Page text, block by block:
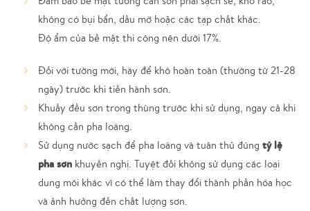
không có bụi bẩn, dầu mỡ hoặc các tạp chất khác.
Độ ẩm của bề mặt thi công nên dưới 17%.
Đối với tường mới, hãy để khô hoàn toàn (thường từ 21-28
ngày) trước khi tiến hành sơn.
Khuấy đều sơn trong thùng trước khi sử dụng, ngay cả khi
không cần pha loãng.
Sử dụng nước sạch để pha loãng và tuân thủ đúng tỷ lệ
pha sơn khuyến nghị. Tuyệt đối không sử dụng các loại
dung môi khác vì có thể làm thay đổi thành phần hóa học
và ảnh hưởng đến chất lượng sơn.